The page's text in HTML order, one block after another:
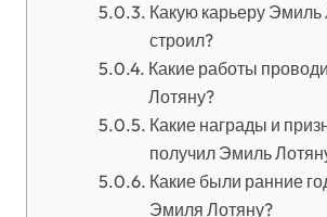
Какую карьеру Эмиль
строил?
Какие работы
Лотяну?
Какие награды и
получил Эмиль
Какие были ранние
Эмиля Лотяну?